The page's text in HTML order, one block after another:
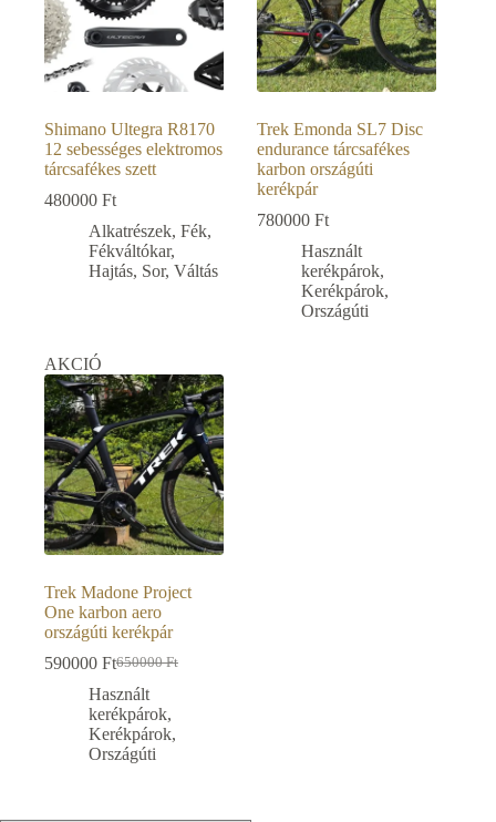
Shimano Ultegra R8170
12 sebességes elektromos
tárcsafékes szett
480000 Ft
Alkatrészek, Fék,
Fékváltókar,
Hajtás, Sor, Váltás
Trek Emonda SL7 Disc
endurance tárcsafékes
karbon országúti
kerékpár
780000Ft
Használt
kerékpárok,
Kerékpárok,
Országúti
AKCIÓ
Trek Madone Project
One karbon aero
országúti kerékpár
650000Ft
Original
price
was:
650000 Ft.
590000 FtCurrent
price
is:
590000 Ft.
Használt
kerékpárok,
Kerékpárok,
Országúti